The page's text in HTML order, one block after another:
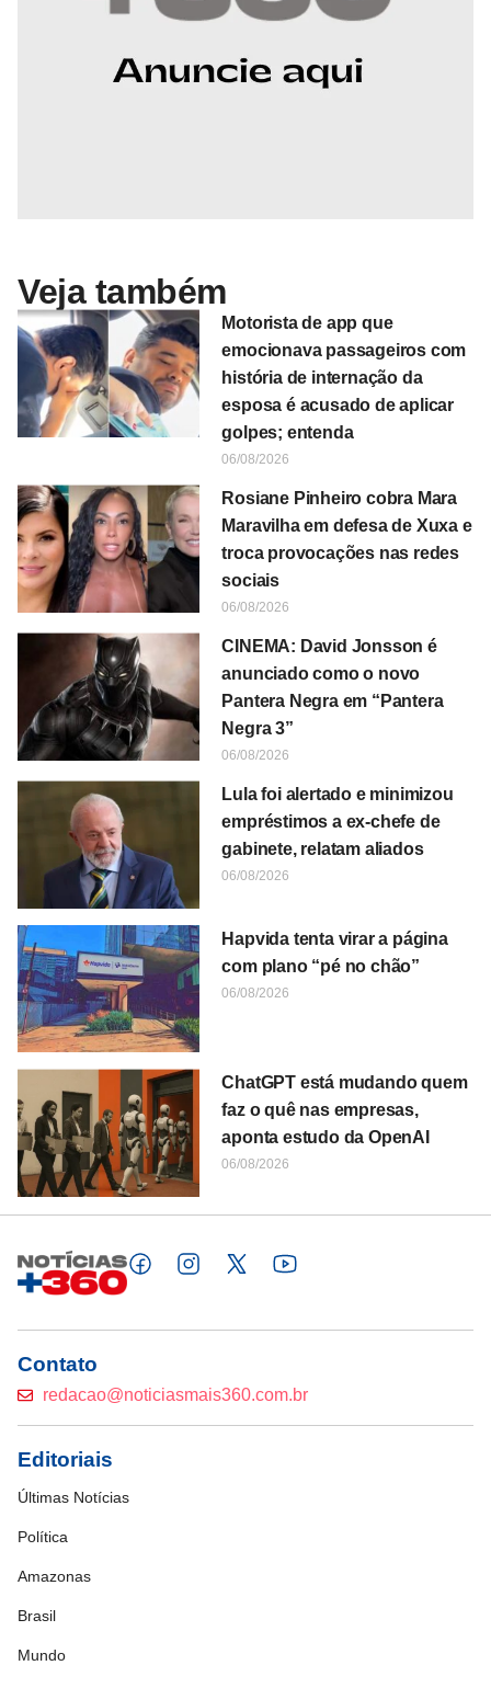
Veja também
Motorista de app que
emocionava passageiros com
história de internação da
esposa é acusado de aplicar
golpes; entenda
06/08/2026
Rosiane Pinheiro cobra Mara
Maravilha em defesa de Xuxa e
troca provocações nas redes
sociais
06/08/2026
CINEMA: David Jonsson é
anunciado como o novo
Pantera Negra em “Pantera
Negra 3”
06/08/2026
Lula foi alertado e minimizou
empréstimos a ex-chefe de
gabinete, relatam aliados
06/08/2026
Hapvida tenta virar a página
com plano “pé no chão”
06/08/2026
ChatGPT está mudando quem
faz o quê nas empresas,
aponta estudo da OpenAI
06/08/2026
Contato
redacao@noticiasmais360.com.br
Editoriais
Últimas Notícias
Política
Amazonas
Brasil
Mundo